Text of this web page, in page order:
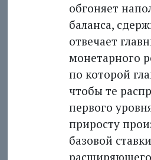
обгоняет
баланса,
отвечает
монетарного
по которой
чтобы те
первого
приросту
базовой